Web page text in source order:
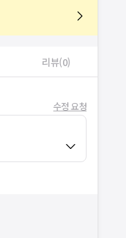
리뷰(0)
수정 요청